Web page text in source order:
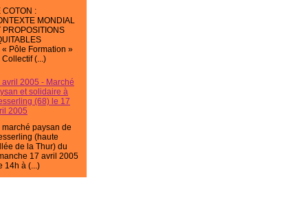
COTON :
MONDIAL
PROPOSITIONS
« Pôle Formation »
Collectif (...)
avril 2005 - Marché
et solidaire à
(68) le 17
2005
marché paysan de
(haute
de la Thur) du
17 avril 2005
14h à (...)